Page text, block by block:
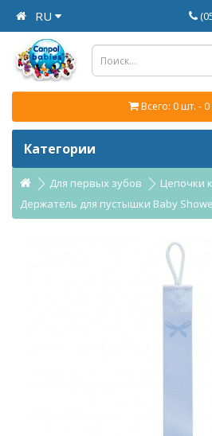
RU
Всего: 0 шт. - 0
Категории
Для первых зубов
Цепочки
Держатель для пустышки Baby